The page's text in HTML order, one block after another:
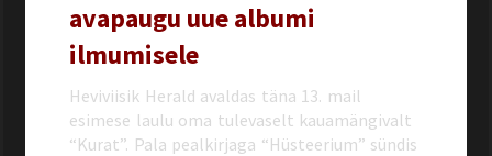
avapaugu uue albumi
ilmumisele
Heviviisik Herald avaldas täna 13. mail
esimese laulu oma tulevaselt kauamängivalt
“Kurat”. Pala pealkirjaga “Hüsteerium” sündis